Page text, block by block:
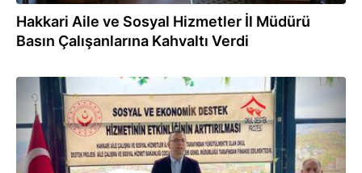
Hakkari Aile ve Sosyal Hizmetler İl Müdürü
Basın Çalışanlarına Kahvaltı Verdi
04.11.2023